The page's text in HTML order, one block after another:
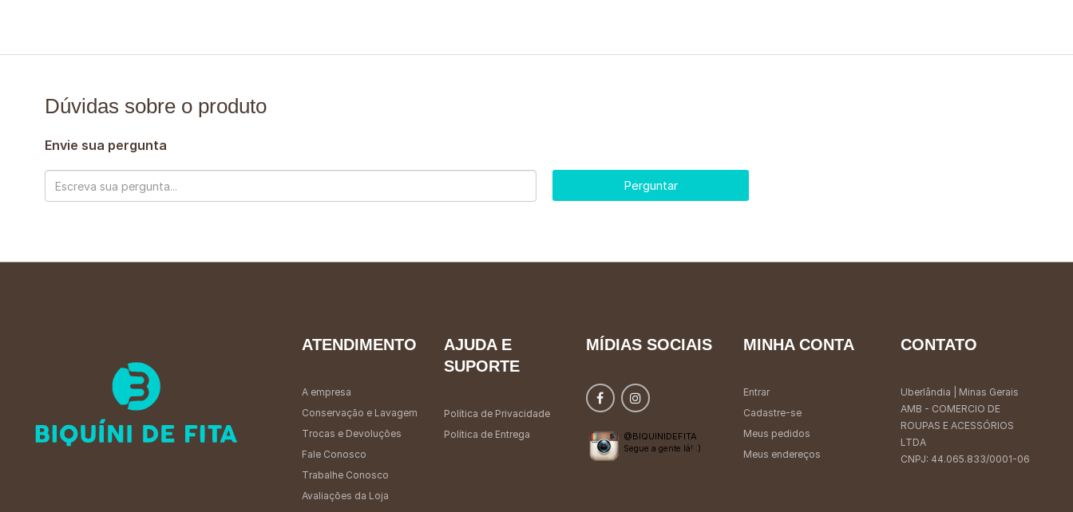
Dúvidas sobre o produto
Envie sua pergunta
Perguntar
ATENDIMENTO
A empresa
Conservação e Lavagem
Trocas e Devoluções
Fale Conosco
Trabalhe Conosco
Avaliações da Loja
AJUDA E
SUPORTE
Política de Privacidade
Política de Entrega
MÍDIAS SOCIAIS
@BIQUINIDEFITA
Segue a gente lá! :)
MINHA CONTA
Entrar
Cadastre-se
Meus pedidos
Meus endereços
CONTATO
Uberlândia | Minas Gerais
AMB - COMERCIO DE
ROUPAS E ACESSÓRIOS
LTDA
CNPJ: 44.065.833/0001-06